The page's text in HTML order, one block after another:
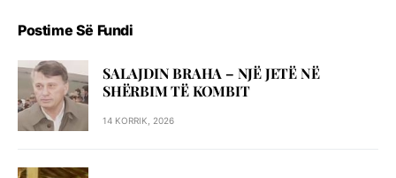
Postime Së Fundi
SALAJDIN BRAHA – NJЁ JETЁ NЁ
SHЁRBIM TЁ KOMBIT
14 KORRIK, 2026